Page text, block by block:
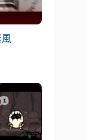
風